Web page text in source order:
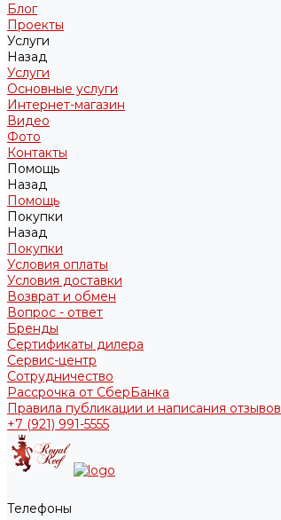
Блог
Проекты
Услуги
Назад
Услуги
Основные услуги
Интернет-магазин
Видео
Фото
Контакты
Помощь
Назад
Помощь
Покупки
Назад
Покупки
Условия оплаты
Условия доставки
Возврат и обмен
Вопрос - ответ
Бренды
Сертификаты дилера
Сервис-центр
Сотрудничество
Рассрочка от СберБанка
Правила публикации и написания отзывов
+7 (921) 991-5555
Телефоны